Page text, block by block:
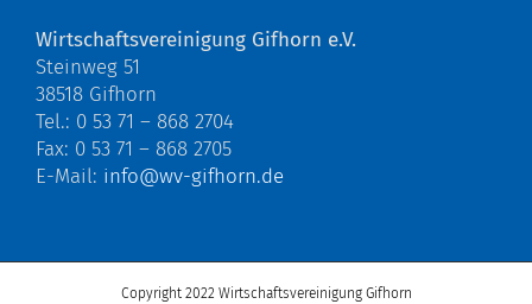
Wirtschaftsvereinigung Gifhorn e.V.
Steinweg 51
38518 Gifhorn
Tel.: 0 53 71 – 868 2704
Fax: 0 53 71 – 868 2705
E-Mail: info@wv-gifhorn.de
Copyright 2022 Wirtschaftsvereinigung Gifhorn